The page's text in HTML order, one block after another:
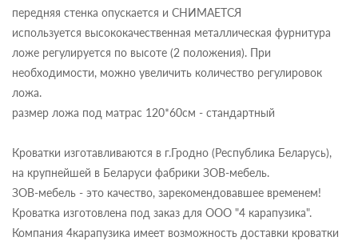
передняя стенка опускается и СНИМАЕТСЯ
используется высококачественная металлическая фурнитура
ложе регулируется по высоте (2 положения). При
необходимости, можно увеличить количество регулировок
ложа.
размер ложа под матрас 120*60см - стандартный
Кроватки изготавливаются в г.Гродно (Республика Беларусь),
на крупнейшей в Беларуси фабрики ЗОВ-мебель.
ЗОВ-мебель - это качество, зарекомендовавшее временем!
Кроватка изготовлена под заказ для ООО "4 карапузика".
Компания 4карапузика имеет возможность доставки кроватки